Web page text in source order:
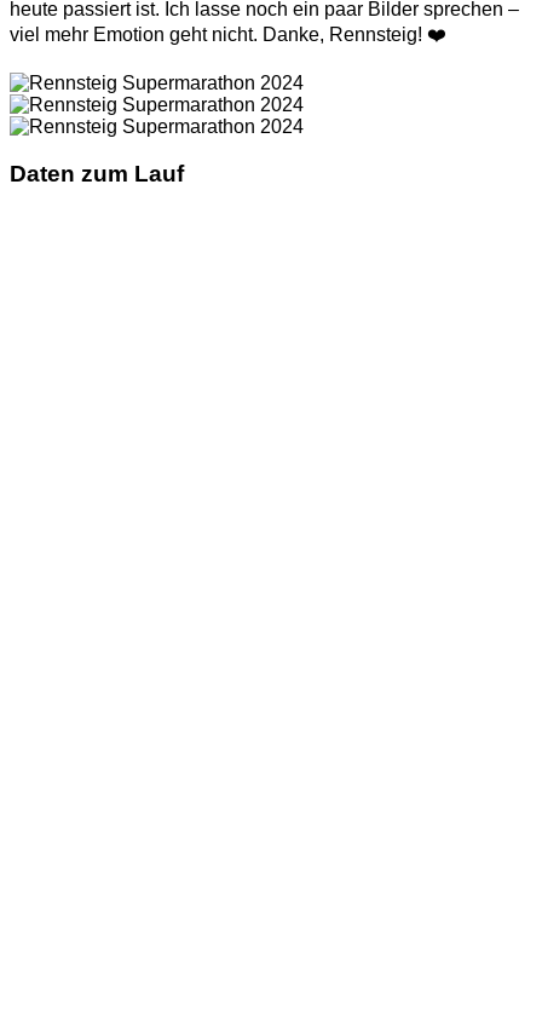
heute passiert ist. Ich lasse noch ein paar Bilder sprechen –
viel mehr Emotion geht nicht. Danke, Rennsteig! ❤️
Daten zum Lauf